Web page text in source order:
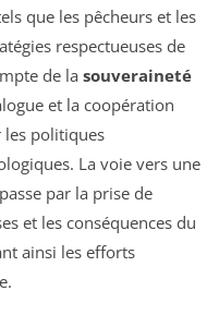
que les pêcheurs et les
respectueuses de
de la souveraineté
et la coopération
les politiques
La voie vers une
par la prise de
et les conséquences du
ainsi les efforts